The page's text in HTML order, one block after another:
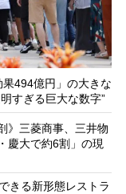
494億円」の大きな
すぎる巨大な数字”
》三菱商事、三井物
慶大で約6割」の現
きる新形態レストラ